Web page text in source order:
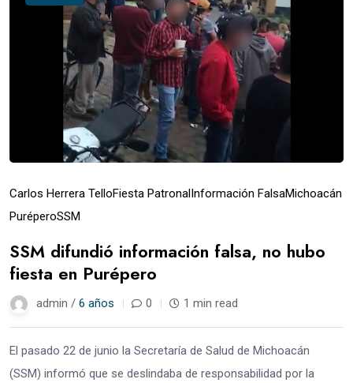
Carlos Herrera TelloFiesta PatronalInformación FalsaMichoacán
PuréperoSSM
SSM difundió información falsa, no hubo
fiesta en Purépero
admin / 6 años 0 1 min read
El pasado 22 de junio la Secretaría de Salud de Michoacán
(SSM) informó que se deslindaba de responsabilidad por la